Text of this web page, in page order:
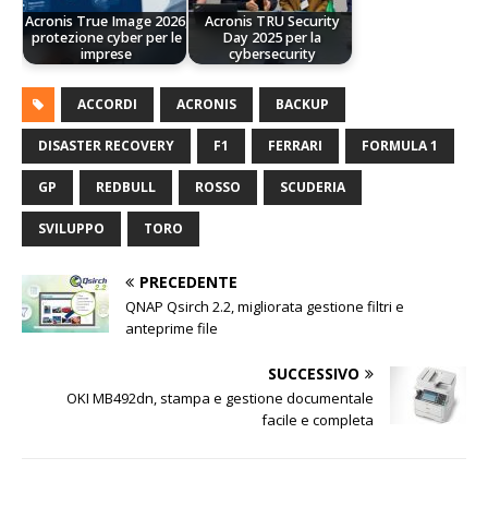
Acronis True Image 2026,
protezione cyber per le
imprese
Acronis TRU Security
Day 2025 per la
cybersecurity
ACCORDI ACRONIS BACKUP
DISASTER RECOVERY F1 FERRARI FORMULA 1
GP REDBULL ROSSO SCUDERIA
SVILUPPO TORO
PRECEDENTE
QNAP Qsirch 2.2, migliorata gestione filtri e
anteprime file
SUCCESSIVO
OKI MB492dn, stampa e gestione documentale
facile e completa